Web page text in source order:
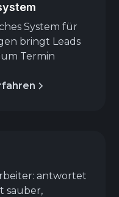
System für
bringt Leads
Termin
antwortet
sauber,